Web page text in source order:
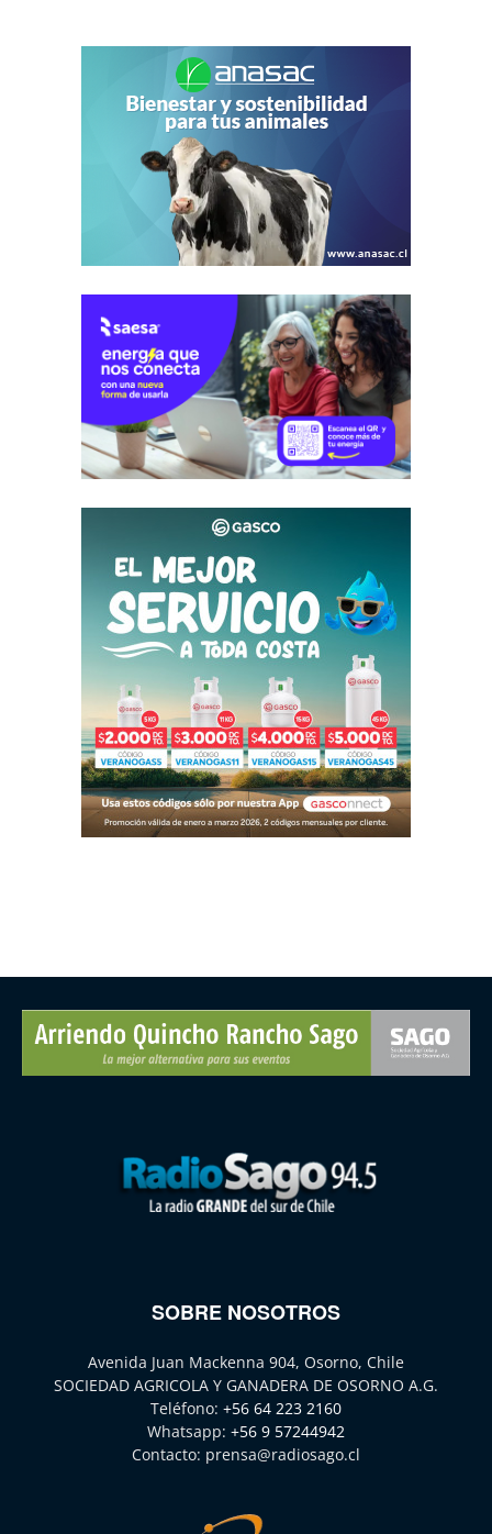
SOBRE NOSOTROS
Avenida Juan Mackenna 904, Osorno, Chile
SOCIEDAD AGRICOLA Y GANADERA DE OSORNO A.G.
Teléfono: +56 64 223 2160
Whatsapp: +56 9 57244942
Contacto: prensa@radiosago.cl